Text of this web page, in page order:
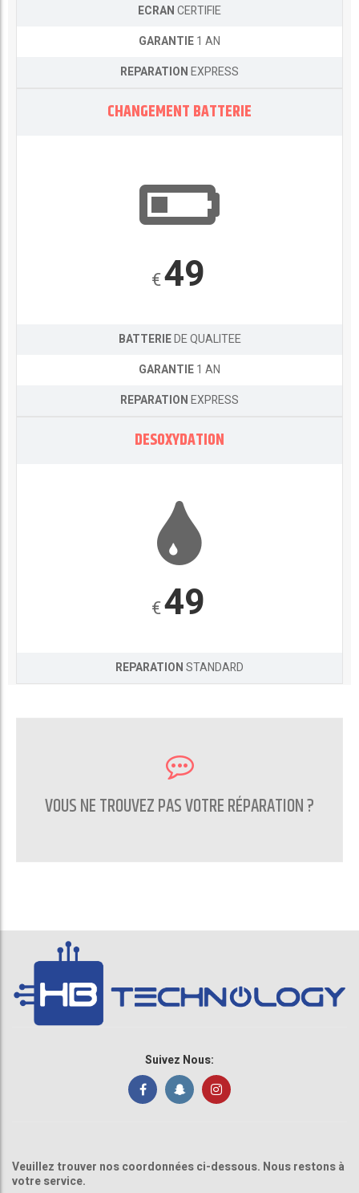
ECRANCERTIFIE
GARANTIE1 AN
REPARATIONEXPRESS
CHANGEMENT BATTERIE
€49
BATTERIEDE QUALITEE
GARANTIE1 AN
REPARATIONEXPRESS
DESOXYDATION
€49
REPARATIONSTANDARD
VOUS NE TROUVEZ PAS VOTRE RÉPARATION ?
CONTACTEZ NOUS
Suivez Nous:
Veuillez trouver nos coordonnées ci-dessous. Nous restons à
votre service.